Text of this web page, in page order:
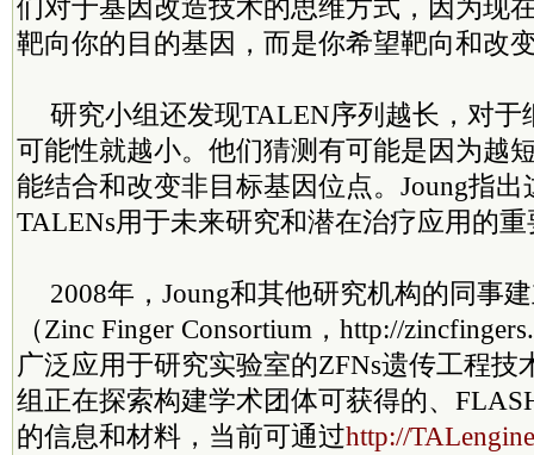
们对于基因改造技术的思维方式，因为现
靶向你的目的基因，而是你希望靶向和改
研究小组还发现TALEN序列越长，对于
可能性就越小。他们猜测有可能是因为越
能结合和改变非目标基因位点。Joung指
TALENs用于未来研究和潜在治疗应用的
2008年，Joung和其他研究机构的同事
（Zinc Finger Consortium，http://
广泛应用于研究实验室的ZFNs遗传工程技
组正在探索构建学术团体可获得的、
的信息和材料，当前可通过http://